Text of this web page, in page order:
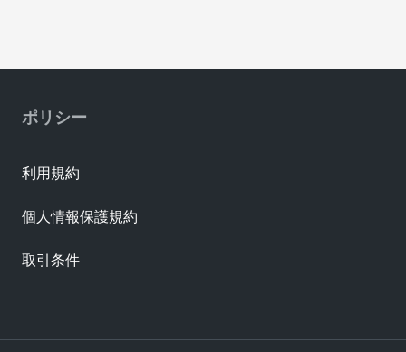
ポリシー
利用規約
個人情報保護規約
取引条件